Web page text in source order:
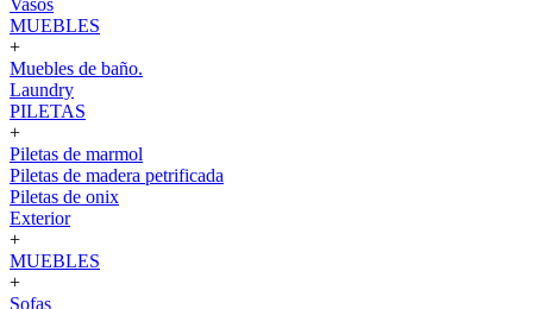
Vasos
MUEBLES
+
Muebles de baño.
Laundry
PILETAS
+
Piletas de marmol
Piletas de madera petrificada
Piletas de onix
Exterior
+
MUEBLES
+
Sofas